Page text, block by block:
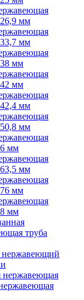
26,9 мм
33,7 мм
38 мм
42 мм
42,4 мм
50,8 мм
6 мм
63,5 мм
76 мм
8 мм
труба
нержавеющий
нержавеющая